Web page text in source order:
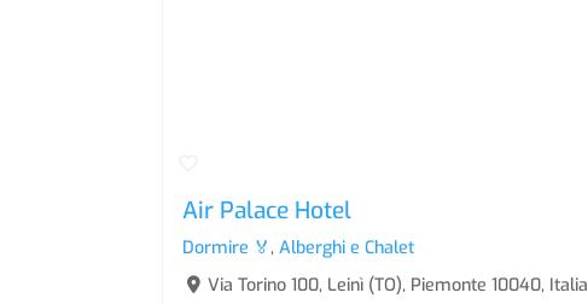
Air Palace Hotel
Dormire 🏅 ,Alberghi e Chalet
Via Torino 100, Leinì (TO), Piemonte 10040, Italia